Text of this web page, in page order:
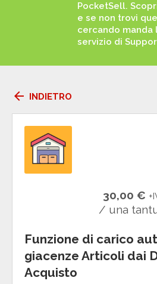
PocketSell.
e se non trovi
cercando manda
servizio di
arrow_back INDIETRO
30,00 €
/ una
Funzione di carico
giacenze Articoli dai
Acquisto